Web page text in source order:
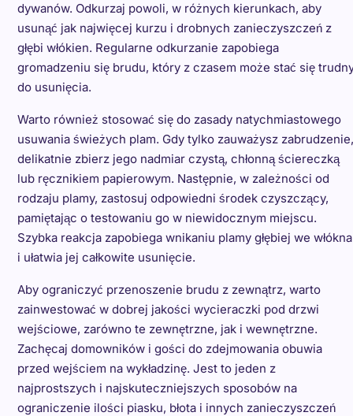
dywanów. Odkurzaj powoli, w różnych kierunkach, aby
usunąć jak najwięcej kurzu i drobnych zanieczyszczeń z
głębi włókien. Regularne odkurzanie zapobiega
gromadzeniu się brudu, który z czasem może stać się
do usunięcia.
Warto również stosować się do zasady natychmiastowego
usuwania świeżych plam. Gdy tylko zauważysz zabrudzenie,
delikatnie zbierz jego nadmiar czystą, chłonną ściereczką
lub ręcznikiem papierowym. Następnie, w zależności od
rodzaju plamy, zastosuj odpowiedni środek czyszczący,
pamiętając o testowaniu go w niewidocznym miejscu.
Szybka reakcja zapobiega wnikaniu plamy głębiej we włókna
i ułatwia jej całkowite usunięcie.
Aby ograniczyć przenoszenie brudu z zewnątrz, warto
zainwestować w dobrej jakości wycieraczki pod drzwi
wejściowe, zarówno te zewnętrzne, jak i wewnętrzne.
Zachęcaj domowników i gości do zdejmowania obuwia
przed wejściem na wykładzinę. Jest to jeden z
najprostszych i najskuteczniejszych sposobów na
ograniczenie ilości piasku, błota i innych zanieczyszczeń